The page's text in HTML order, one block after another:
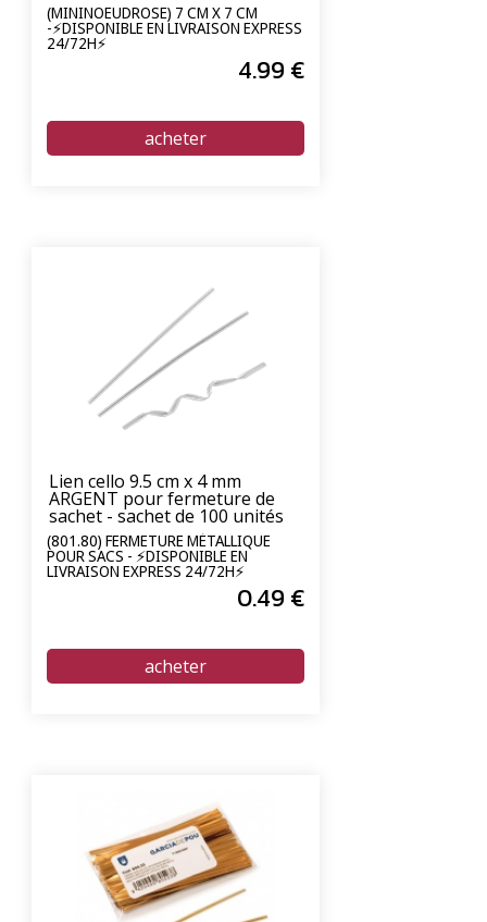
(MININOEUDROSE) 7 CM X 7 CM
-⚡DISPONIBLE EN LIVRAISON EXPRESS
24/72H⚡
4.99 €
Lien cello 9.5 cm x 4 mm
ARGENT pour fermeture de
sachet - sachet de 100 unités
(801.80) FERMETURE MÉTALLIQUE
POUR SACS - ⚡DISPONIBLE EN
LIVRAISON EXPRESS 24/72H⚡
0.49 €